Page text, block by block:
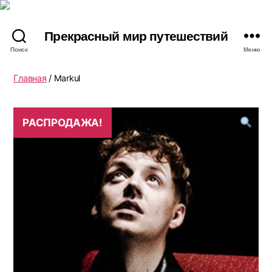
Поиск
Прекрасный мир путешествий
Меню
Главная / Markul
РАСПРОДАЖА!